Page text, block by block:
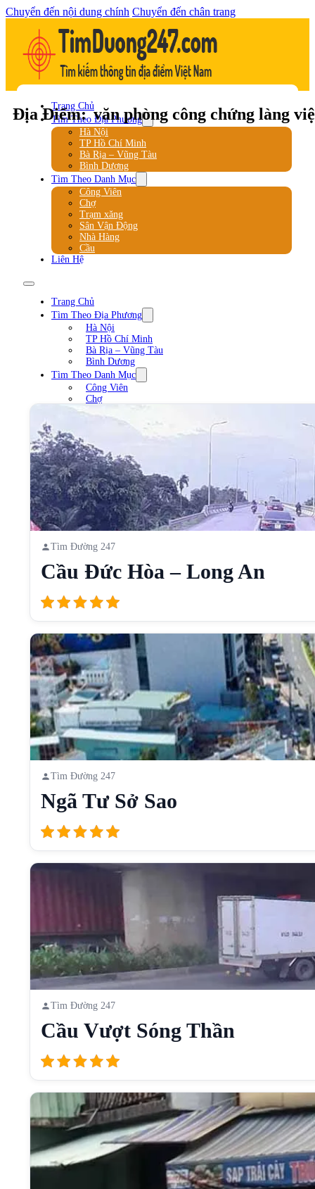
Chuyển đến nội dung chính Chuyển đến chân trang
Trang Chủ
Tìm Theo Địa Phương
Hà Nội
TP Hồ Chí Minh
Bà Rịa – Vũng Tàu
Bình Dương
Tìm Theo Danh Mục
Công Viên
Chợ
Trạm xăng
Sân Vận Động
Nhà Hàng
Cầu
Liên Hệ
Trang Chủ
Tìm Theo Địa Phương
Hà Nội
TP Hồ Chí Minh
Bà Rịa – Vũng Tàu
Bình Dương
Tìm Theo Danh Mục
Công Viên
Chợ
Sân Vận Động
Cầu
Liên Hệ
Địa Điểm: văn phòng công chứng làng
Tìm Đường 247
Cầu Đức Hòa – Long An
Tìm Đường 247
Ngã Tư Sở Sao
Tìm Đường 247
Cầu Vượt Sóng Thần